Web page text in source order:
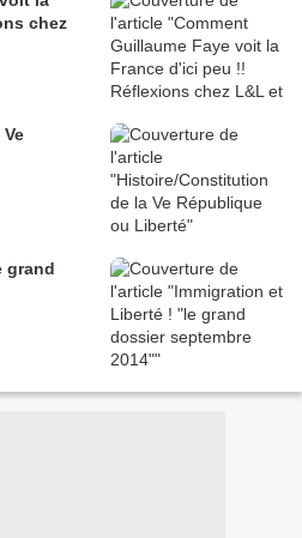
chez
grand